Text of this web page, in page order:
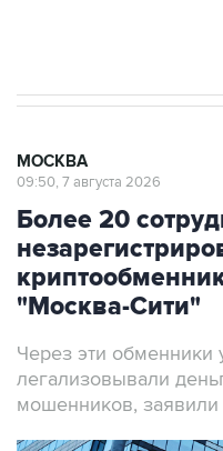
МОСКВА
09:50, 7 августа 2026
Более 20
"Москва-Сити"
Через эти обменники
легализовывали
мошенников,